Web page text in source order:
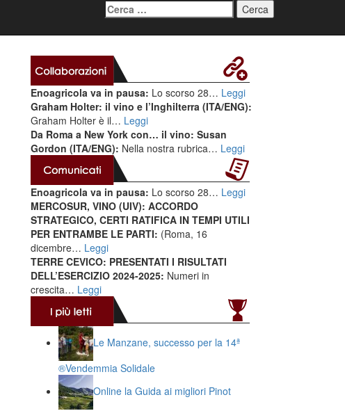
Ricerca
per:
Enoagricola va in pausa: Lo scorso 28… Leggi
Graham Holter: il vino e l’Inghilterra (ITA/ENG):
Graham Holter è il… Leggi
Da Roma a New York con… il vino: Susan
Gordon (ITA/ENG): Nella nostra rubrica… Leggi
Enoagricola va in pausa: Lo scorso 28… Leggi
MERCOSUR, VINO (UIV): ACCORDO
STRATEGICO, CERTI RATIFICA IN TEMPI UTILI
PER ENTRAMBE LE PARTI: (Roma, 16
dicembre… Leggi
TERRE CEVICO: PRESENTATI I RISULTATI
DELL’ESERCIZIO 2024-2025: Numeri in
crescita… Leggi
Le Manzane, successo per la 14ª
®️Vendemmia Solidale
Online la Guida ai migliori Pinot